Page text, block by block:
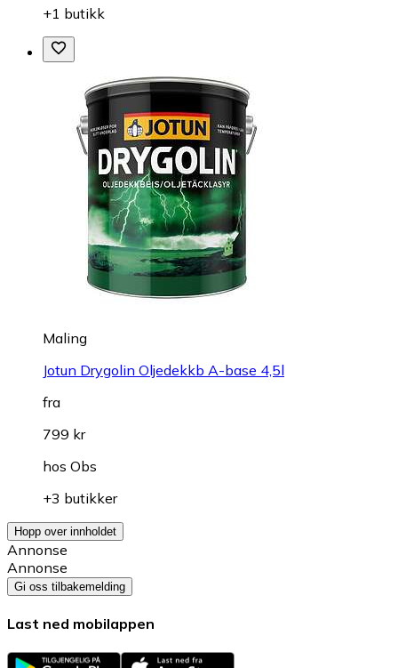
+1 butikk
Maling
Jotun Drygolin Oljedekkb A-base 4,5l
fra
799 kr
hos Obs
+3 butikker
Hopp over innholdet
Annonse
Annonse
Gi oss tilbakemelding
Last ned mobilappen